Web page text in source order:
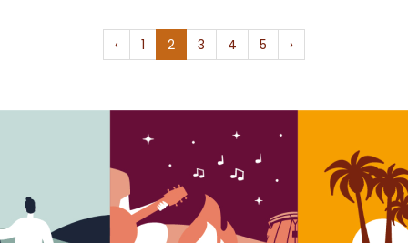
‹ 1 2 3 4 5 ›